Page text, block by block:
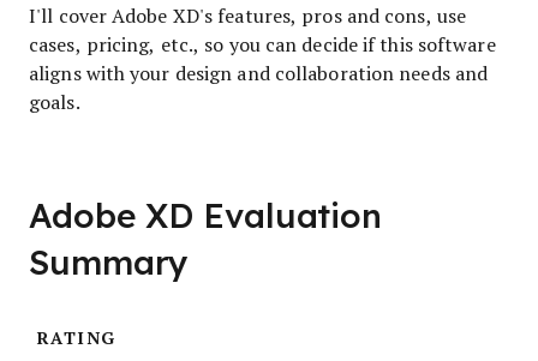
I'll cover Adobe XD's features, pros and cons, use
cases, pricing, etc., so you can decide if this software
aligns with your design and collaboration needs and
goals.
Adobe XD Evaluation
Summary
RATING